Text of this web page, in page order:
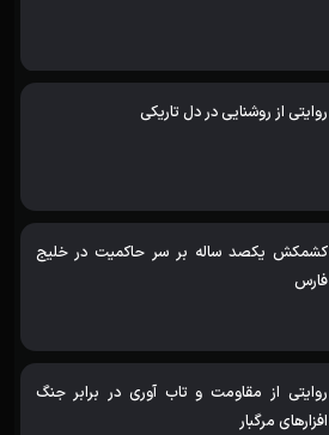
روایتی از روشنایی در دل تاریکی
کشمکش یکصد ساله بر سر حاکمیت در خلیج
فارس
روایتی از مقاومت و تاب آوری در برابر جنگ
افزارهای مرگبار